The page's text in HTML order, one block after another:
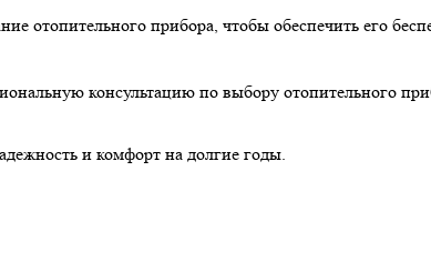
отопительного прибора, чтобы обеспечить его
консультацию по выбору отопительного
и комфорт на долгие годы.